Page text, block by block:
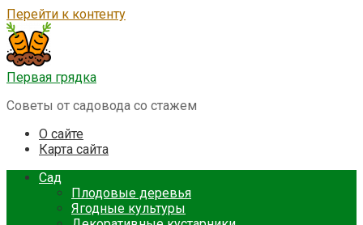
Перейти к контенту
Первая грядка
Советы от садовода со стажем
О сайте
Карта сайта
Сад
Плодовые деревья
Ягодные культуры